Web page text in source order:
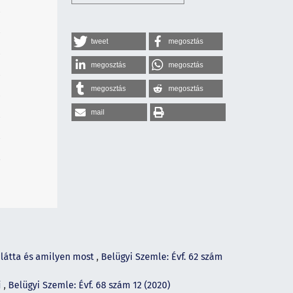
tweet megosztás
megosztás megosztás
megosztás megosztás
mail
és amilyen most , Belügyi Szemle: Évf. 62 szám
, Belügyi Szemle: Évf. 68 szám 12 (2020)